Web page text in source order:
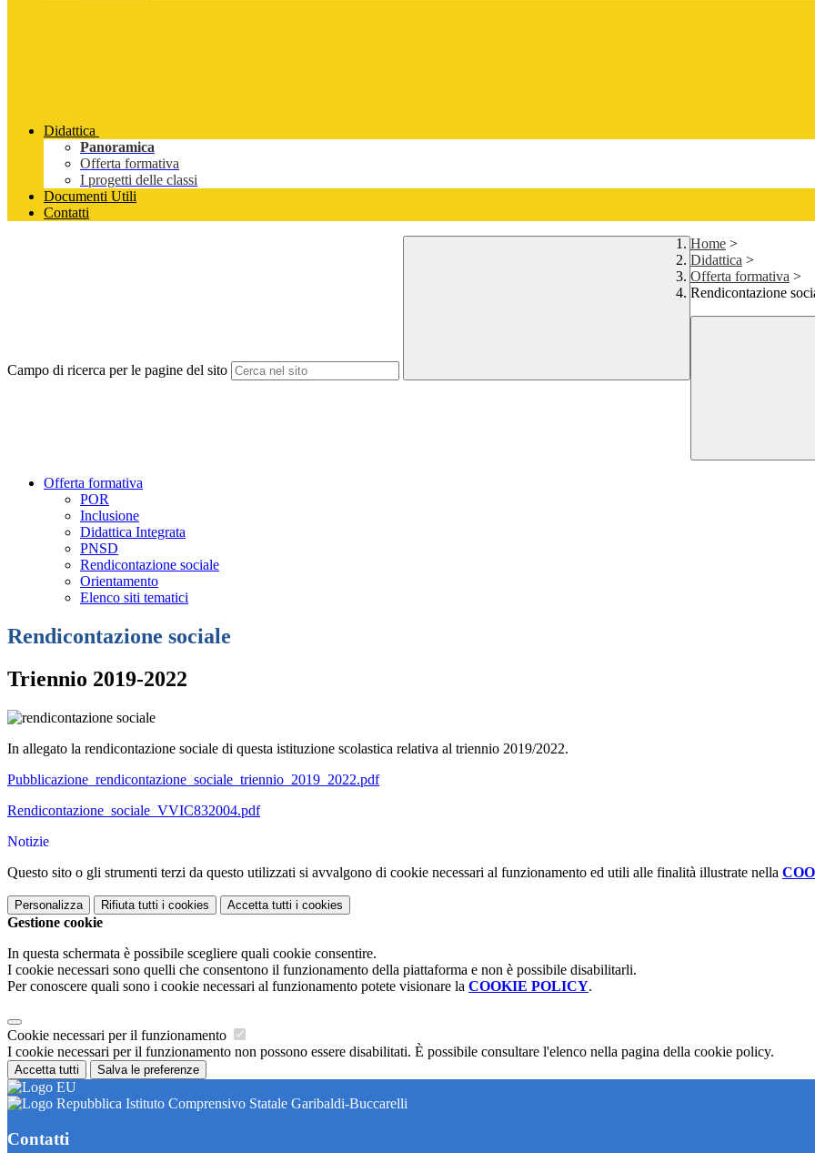
Didattica
Panoramica
Offerta formativa
I progetti delle classi
Documenti Utili
Contatti
Campo di ricerca per le pagine del sito
Home >
Didattica >
Offerta formativa >
Rendicontazione
Offerta formativa
POR
Inclusione
Didattica Integrata
PNSD
Rendicontazione sociale
Orientamento
Elenco siti tematici
Rendicontazione sociale
Triennio 2019-2022
In allegato la rendicontazione sociale di questa istituzione scolastica relativa al triennio 2019/2022.
Pubblicazione_rendicontazione_sociale_triennio_2019_2022.pdf
Rendicontazione_sociale_VVIC832004.pdf
Notizie
Questo sito o gli strumenti terzi da questo utilizzati si avvalgono di cookie necessari al funzionamento ed utili alle finalità illustrate nella
Personalizza Rifiuta tutti i cookies Accetta tutti i cookies
Gestione cookie
In questa schermata è possibile scegliere quali cookie consentire.
I cookie necessari sono quelli che consentono il funzionamento della piattaforma e non è possibile disabilitarli.
Per conoscere quali sono i cookie necessari al funzionamento potete visionare la COOKIE POLICY.
Cookie necessari per il funzionamento
I cookie necessari per il funzionamento non possono essere disabilitati. È possibile consultare l'elenco nella pagina della cookie policy.
Accetta tutti Salva le preferenze
Istituto Comprensivo Statale Garibaldi-Buccarelli
Contatti